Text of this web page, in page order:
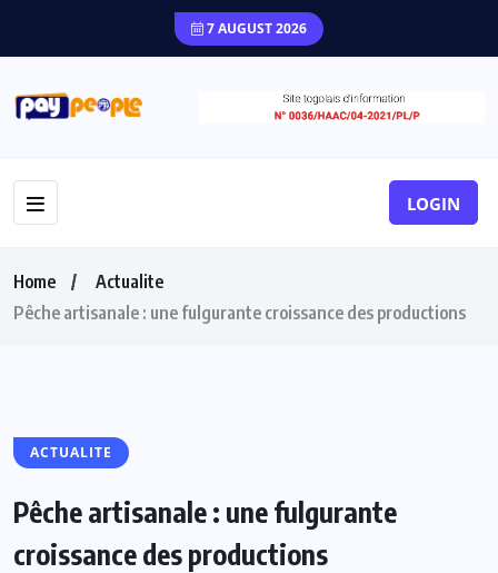
7 AUGUST 2026
LOGIN
Home
Actualite
Pêche artisanale : une fulgurante croissance des productions
ACTUALITE
Pêche artisanale : une fulgurante
croissance des productions